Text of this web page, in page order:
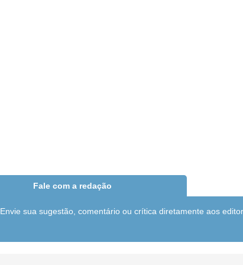
Fale com a redação
Envie sua sugestão, comentário ou crítica diretamente aos